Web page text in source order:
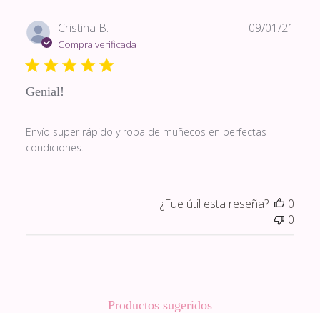
Cristina B.
Compra verificada
Genial!
Envío super rápido y ropa de muñecos en perfectas
condiciones.
09/01/21
¿Fue útil esta reseña?
0
0
Productos sugeridos